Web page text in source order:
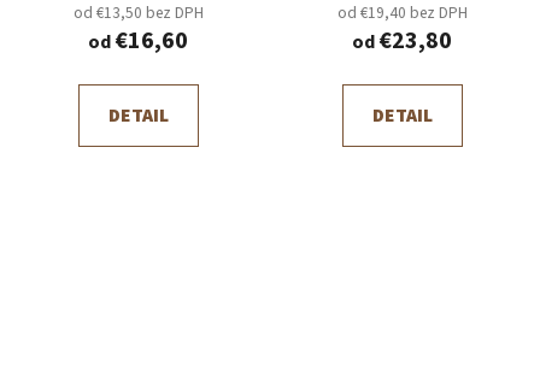
od €13,50 bez DPH
od€16,60
DETAIL
od €19,40 bez DPH
od€23,80
DETAIL